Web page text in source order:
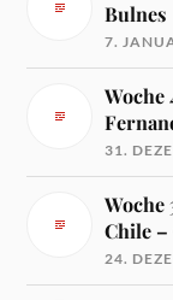
Bulnes
7.
Woche
31.
Woche
Chile
24.